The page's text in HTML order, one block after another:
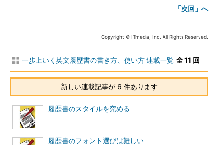
「次回」へ
Copyright © ITmedia, Inc. All Rights Reserved.
一歩上いく英文履歴書の書き方、使い方 連載一覧 全 11 回
新しい連載記事が 6 件あります
履歴書のスタイルを究める
履歴書のフォント選びは難しい